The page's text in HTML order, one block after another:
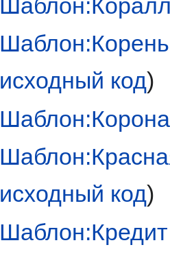
исходный код)
Шаблон:Корона
исходный код)
Шаблон:Кредит